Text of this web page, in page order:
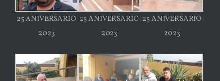
25 ANIVERSARIO
2023
25 ANIVERSARIO
2023
25 ANIVERSARIO
2023